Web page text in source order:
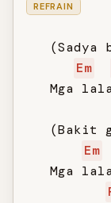
REFRAIN
(Sadya
Em
Mga
(Bakit
Em
Mga